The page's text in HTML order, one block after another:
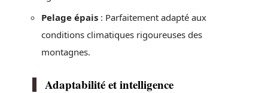
Pelage épais : Parfaitement adapté aux
conditions climatiques rigoureuses des
montagnes.
Adaptabilité et intelligence